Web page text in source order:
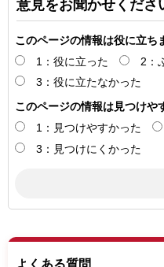
意見をお聞かせくださ
このページの情報は役に立ち
1：役に立った
2：
3：役に立たなかった
このページの情報は見つけや
1：見つけやすかった
3：見つけにくかった
よくある質問